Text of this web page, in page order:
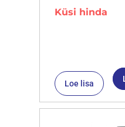
Küsi hinda
Loe lisa